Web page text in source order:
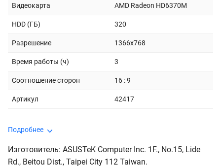
Видеокарта AMD Radeon HD6370M
HDD (ГБ) 320
Разрешение 1366x768
Время работы (ч) 3
Соотношение сторон 16 : 9
Артикул 42417
Подробнее
Изготовитель: ASUSTeK Computer Inc. 1F., No.15, Lide
Rd., Beitou Dist., Taipei City 112 Taiwan.